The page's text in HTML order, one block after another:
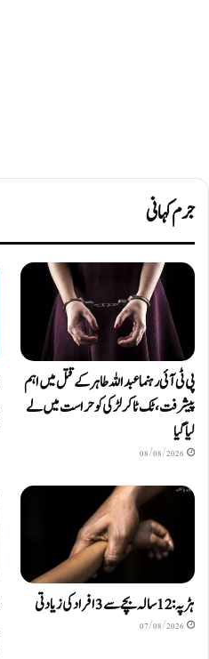
جرم کہانی
پی ٹی آئی رہنما عبداللہ طاہر کے قتل میں اہم
پیشرفت، ٹک ٹاکر لڑکی کو حراست میں لے
لیا گیا
08/08/2026
ہڑپہ: 12 سالہ بچے سے 3 افراد کی زیادتی
07/08/2026